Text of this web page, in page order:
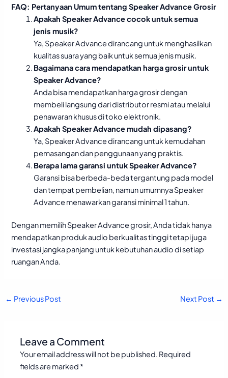
FAQ: Pertanyaan Umum tentang Speaker Advance Grosir
Apakah Speaker Advance cocok untuk semua
jenis musik?
Ya, Speaker Advance dirancang untuk menghasilkan
kualitas suara yang baik untuk semua jenis musik.
Bagaimana cara mendapatkan harga grosir untuk
Speaker Advance?
Anda bisa mendapatkan harga grosir dengan
membeli langsung dari distributor resmi atau melalui
penawaran khusus di toko elektronik.
Apakah Speaker Advance mudah dipasang?
Ya, Speaker Advance dirancang untuk kemudahan
pemasangan dan penggunaan yang praktis.
Berapa lama garansi untuk Speaker Advance?
Garansi bisa berbeda-beda tergantung pada model
dan tempat pembelian, namun umumnya Speaker
Advance menawarkan garansi minimal 1 tahun.
Dengan memilih Speaker Advance grosir, Anda tidak hanya
mendapatkan produk audio berkualitas tinggi tetapi juga
investasi jangka panjang untuk kebutuhan audio di setiap
ruangan Anda.
← Previous Post Next Post →
Leave a Comment
Your email address will not be published. Required
fields are marked *